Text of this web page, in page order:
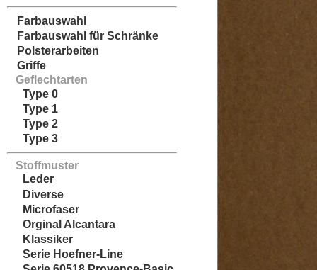
Farbauswahl
Farbauswahl für Schränke
Polsterarbeiten
Griffe
Geflechtarten
Type 0
Type 1
Type 2
Type 3
Stoffmuster
Leder
Diverse
Microfaser
Orginal Alcantara
Klassiker
Serie Hoefner-Line